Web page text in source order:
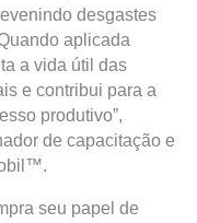
desgastes
aplicada
a vida útil das
e contribui para a
produtivo”,
de capacitação e
seu papel de